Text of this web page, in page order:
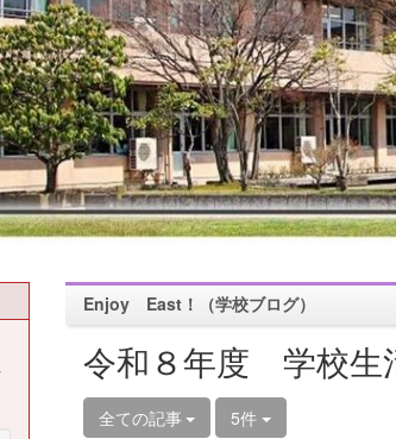
Enjoy East！（学校ブログ）
令和８年度 学校生
全ての記事 5件